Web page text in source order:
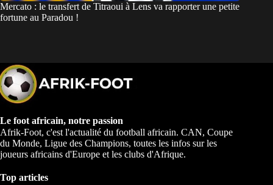
Mercato : le transfert de Titraoui à Lens va rapporter une petite
fortune au Paradou !
Le foot africain, notre passion
Afrik-Foot, c'est l'actualité du football africain. CAN, Coupe
du Monde, Ligue des Champions, toutes les infos sur les
joueurs africains d'Europe et les clubs d'Afrique.
Top articles